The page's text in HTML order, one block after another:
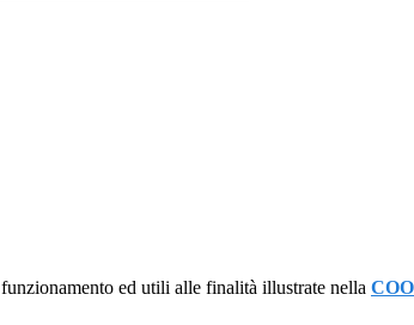
ed utili alle finalità illustrate nella